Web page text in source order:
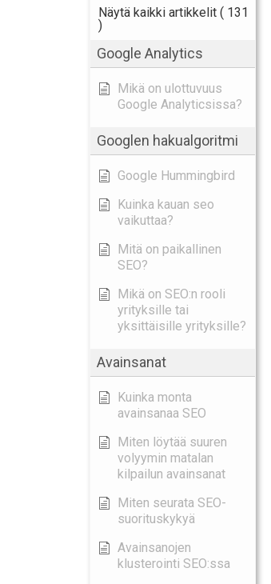
Näytä kaikki artikkelit ( 131
)
Google Analytics
Mikä on ulottuvuus
Google Analyticsissa?
Googlen hakualgoritmi
Google Hummingbird
Kuinka kauan seo
vaikuttaa?
Mitä on paikallinen
SEO?
Mikä on SEO:n rooli
yrityksille tai
yksittäisille yrityksille?
Avainsanat
Kuinka monta
avainsanaa SEO
Miten löytää suuren
volyymin matalan
kilpailun avainsanat
Miten seurata SEO-
suorituskykyä
Avainsanojen
klusterointi SEO:ssa